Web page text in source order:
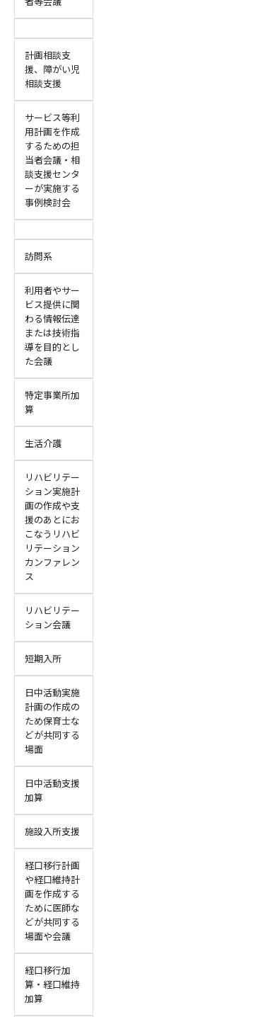
計画相談支
援、障がい児
相談支援
サービス等利
用計画を作成
するための担
当者会議・相
談支援センタ
ーが実施する
事例検討会
訪問系
利用者やサー
ビス提供に関
わる情報伝達
または技術指
導を目的とし
た会議
特定事業所加
算
生活介護
リハビリテー
ション実施計
画の作成や支
援のあとにお
こなうリハビ
リテーション
カンファレン
ス
リハビリテー
ション会議
短期入所
日中活動実施
計画の作成の
ため保育士な
どが共同する
場面
日中活動支援
加算
施設入所支援
経口移行計画
や経口維持計
画を作成する
ために医師な
どが共同する
場面や会議
経口移行加
算・経口維持
加算